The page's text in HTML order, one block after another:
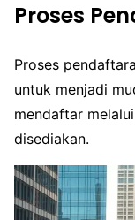
Proses
Proses
untuk menjadi
mendaftar
disediakan.